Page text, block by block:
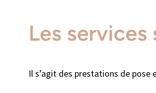
Les
Il s’agit des prestations de pose